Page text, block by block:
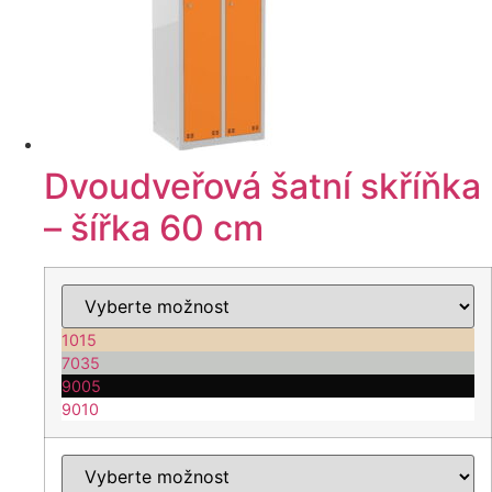
Dvoudveřová šatní skříňka
– šířka 60 cm
1015
7035
9005
9010